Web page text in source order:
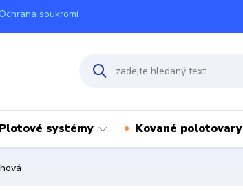
Ochrana soukromí
Plotové systémy Kované polotovary